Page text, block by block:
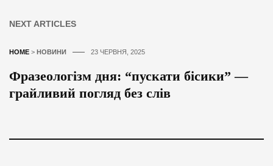
NEXT ARTICLES
HOME > НОВИНИ 23 ЧЕРВНЯ, 2025
Фразеологізм дня: “пускати бісики” —
грайливий погляд без слів